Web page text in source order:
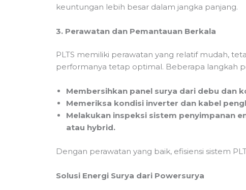
keuntungan lebih besar dalam jangka panjang.
3. Perawatan dan Pemantauan Berkala
PLTS memiliki perawatan yang relatif mudah,
performanya tetap optimal. Beberapa langkah
Membersihkan panel surya dari debu dan
Memeriksa kondisi inverter dan kabel
Melakukan inspeksi sistem penyimpanan
atau hybrid.
Dengan perawatan yang baik, efisiensi sistem
Solusi Energi Surya dari Powersurya